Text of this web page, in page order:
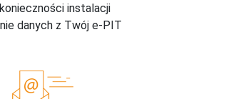
instalacji
danych z Twój e-PIT